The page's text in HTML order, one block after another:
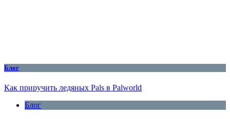
Блог
Как приручить ледяных Pals в Palworld
Блог